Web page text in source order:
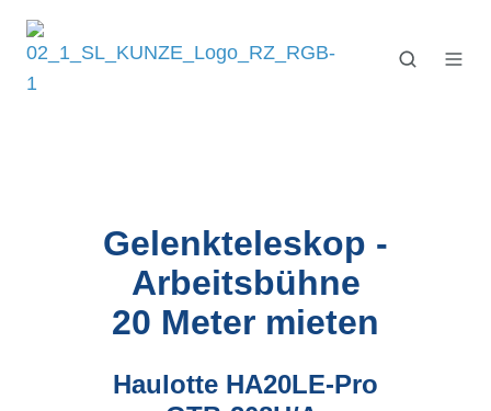
Gelenkteleskop -
Arbeitsbühne
20 Meter mieten
Haulotte HA20LE-Pro